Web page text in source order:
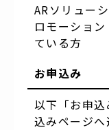
ARソリュー
ロモーショ
ている方
お申込み
以下「お申
込みページへ